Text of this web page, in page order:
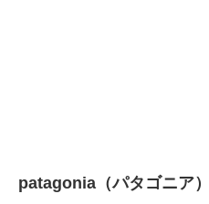
patagonia（パタゴニア